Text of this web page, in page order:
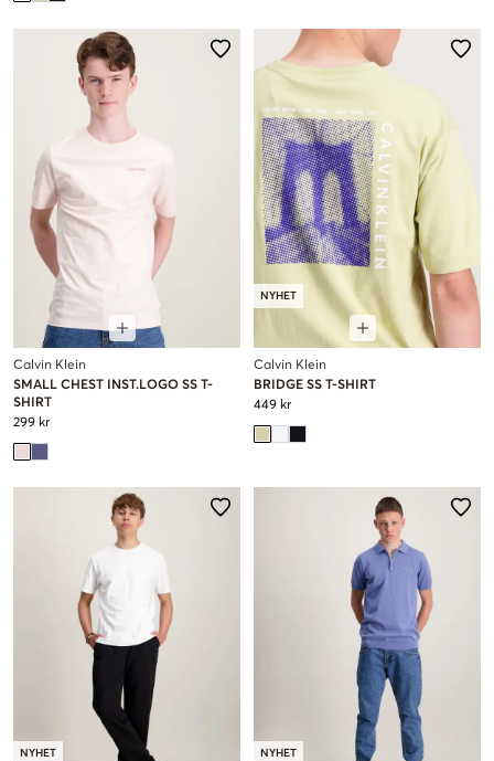
Calvin Klein
SMALL CHEST INST.LOGO SS T-
SHIRT
299 kr
NYHET
Calvin Klein
BRIDGE SS T-SHIRT
449 kr
NYHET NYHET